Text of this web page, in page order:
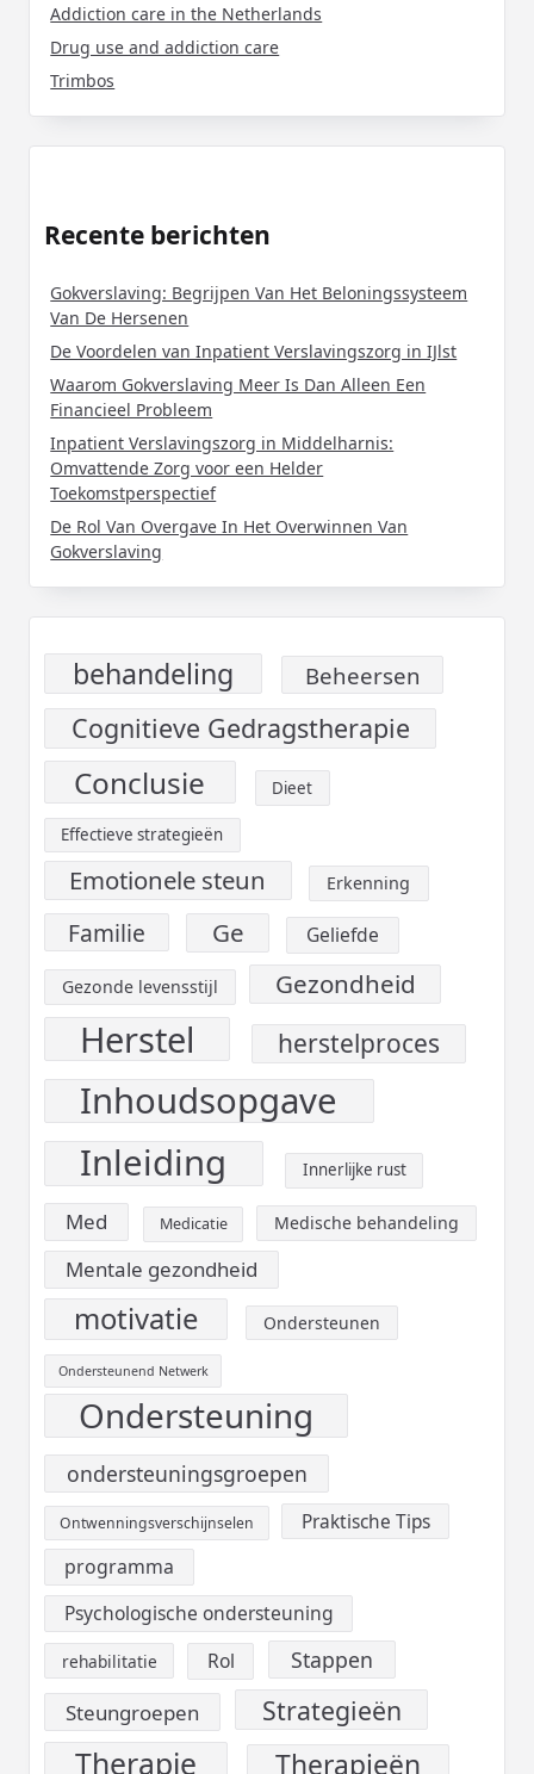
Addiction care in the Netherlands
Drug use and addiction care
Trimbos
Recente berichten
Gokverslaving: Begrijpen Van Het Beloningssysteem
Van De Hersenen
De Voordelen van Inpatient Verslavingszorg in IJlst
Waarom Gokverslaving Meer Is Dan Alleen Een
Financieel Probleem
Inpatient Verslavingszorg in Middelharnis:
Omvattende Zorg voor een Helder
Toekomstperspectief
De Rol Van Overgave In Het Overwinnen Van
Gokverslaving
behandeling Beheersen
Cognitieve Gedragstherapie
Conclusie Dieet
Effectieve strategieën
Emotionele steun Erkenning
Familie Ge Geliefde
Gezonde levensstijl Gezondheid
Herstel herstelproces
Inhoudsopgave
Inleiding
Innerlijke rust
Med Medicatie Medische behandeling
Mentale gezondheid
motivatie Ondersteunen
Ondersteunend Netwerk
Ondersteuning
ondersteuningsgroepen
Ontwenningsverschijnselen Praktische Tips
programma
Psychologische ondersteuning
rehabilitatie Rol Stappen
Steungroepen Strategieën
Therapie Therapieën